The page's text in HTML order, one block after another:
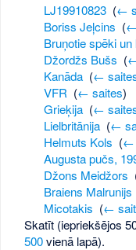
LJ19910823‎ (←
Boriss Jeļcins (←
Bruņotie spēki
Džordžs Bušs (
Kanāda‎ (←
VFR (← saites)
Grieķija‎ (←
Lielbritānija‎ (←
Helmuts Kols (←
Augusta pučs,
Džons Meidžors
Braiens Malrunijs
Micotakis (←
Skatīt (iepriekšējos
500vienā lapā).